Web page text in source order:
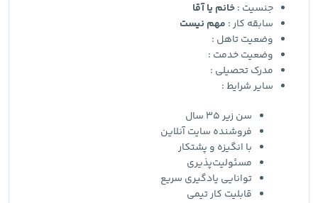
جنسیت :خانم یا آقا
سابقه کار : مهم نیست
وضعیت تاهل :
وضعیت خدمت :
مدرک تحصیلی :
سایر شرایط :
سن زیر 35 سال
فروشنده سایت آنلاین
با انگیزه و پشتکار
مسئولیت‌پذیری
توانایی یادگیری سریع
قابلیت کار تیمی